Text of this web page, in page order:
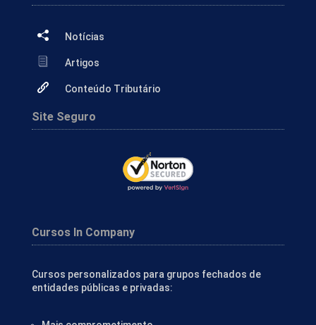
Notícias
Artigos
Conteúdo Tributário
Site Seguro
Cursos In Company
Cursos personalizados para grupos fechados de
entidades públicas e privadas: